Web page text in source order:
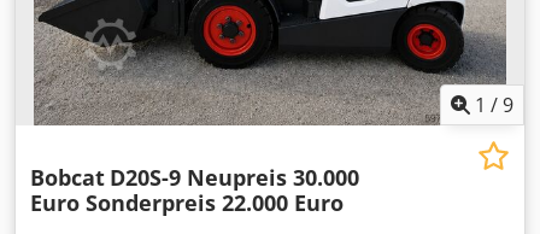
1 /9
Bobcat D20S-9 Neupreis 30.000
Euro Sonderpreis 22.000 Euro